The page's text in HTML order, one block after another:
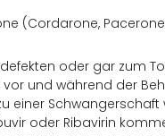
(Cordarone,
oder gar zum
und während der
einer
oder Ribavirin